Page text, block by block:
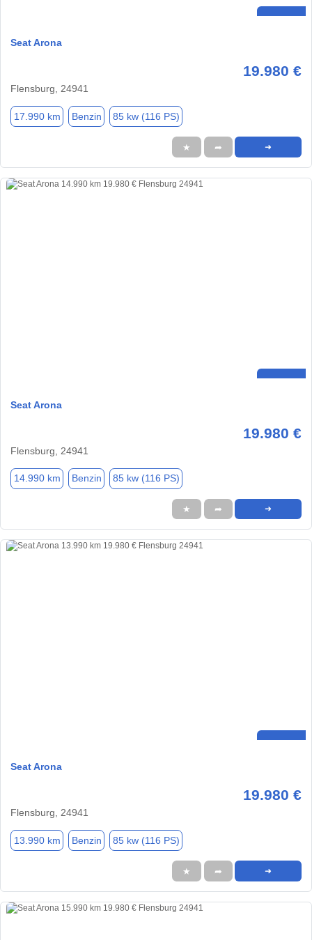
Seat Arona
19.980 €
Flensburg, 24941
17.990 km Benzin 85 kw (116 PS)
★ ➦ ➜
Seat Arona
19.980 €
Flensburg, 24941
14.990 km Benzin 85 kw (116 PS)
★ ➦ ➜
Seat Arona
19.980 €
Flensburg, 24941
13.990 km Benzin 85 kw (116 PS)
★ ➦ ➜